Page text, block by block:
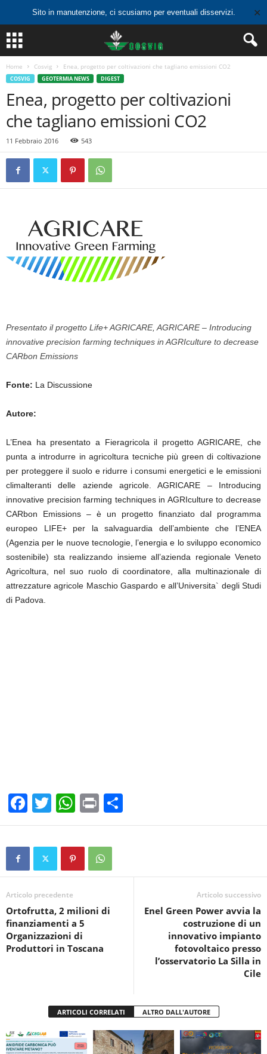
Sito in manutenzione, ci scusiamo per eventuali disservizi. ✕
Home Cosvig Enea, progetto per coltivazioni che tagliano emissioni CO2
COSVIG GEOTERMIA NEWS DIGEST
Enea, progetto per coltivazioni
che tagliano emissioni CO2
11 Febbraio 2016 543
Presentato il progetto Life+ AGRICARE, AGRICARE – Introducing
innovative precision farming techniques in AGRIculture to decrease
CARbon Emissions
Fonte: La Discussione
Autore:
L’Enea ha presentato a Fieragricola il progetto AGRICARE, che
punta a introdurre in agricoltura tecniche più green di coltivazione
per proteggere il suolo e ridurre i consumi energetici e le emissioni
climalteranti delle aziende agricole. AGRICARE – Introducing
innovative precision farming techniques in AGRIculture to decrease
CARbon Emissions – è un progetto finanziato dal programma
europeo LIFE+ per la salvaguardia dell’ambiente che l’ENEA
(Agenzia per le nuove tecnologie, l’energia e lo sviluppo economico
sostenibile) sta realizzando insieme all’azienda regionale Veneto
Agricoltura, nel suo ruolo di coordinatore, alla multinazionale di
attrezzature agricole Maschio Gaspardo e all’Universita` degli Studi
di Padova.
F
a
c
b
o
o
k
T
wi
tt
W
h
at
s
A
p
Pr
in
t
o
vi
Articolo precedente
Ortofrutta, 2 milioni di
finanziamenti a 5
Organizzazioni di
Produttori in Toscana
Articolo successivo
Enel Green Power avvia la
costruzione di un
innovativo impianto
fotovoltaico presso
l’osservatorio La Silla in
Cile
ARTICOLI CORRELATI ALTRO DALL'AUTORE